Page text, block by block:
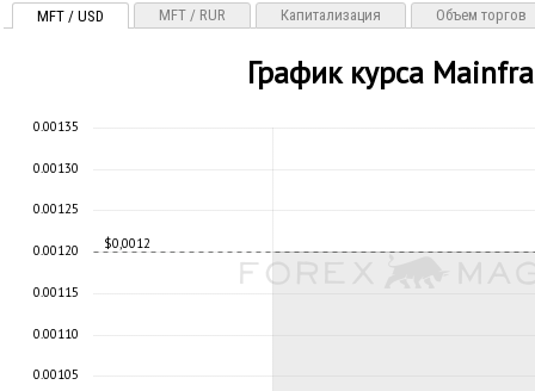
MFT / USD MFT / RUR Капитализация Объем торгов
График курса
$0,0012
0.00105
0.00110
0.00115
0.00120
0.00125
0.00130
0.00135